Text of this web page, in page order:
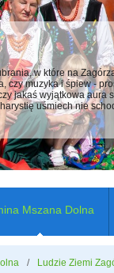
w które na
czy muzyka i śpiew -
jakaś wyjątkowa aura
uśmiech nie
Mszana Dolna
Ludzie Ziemi